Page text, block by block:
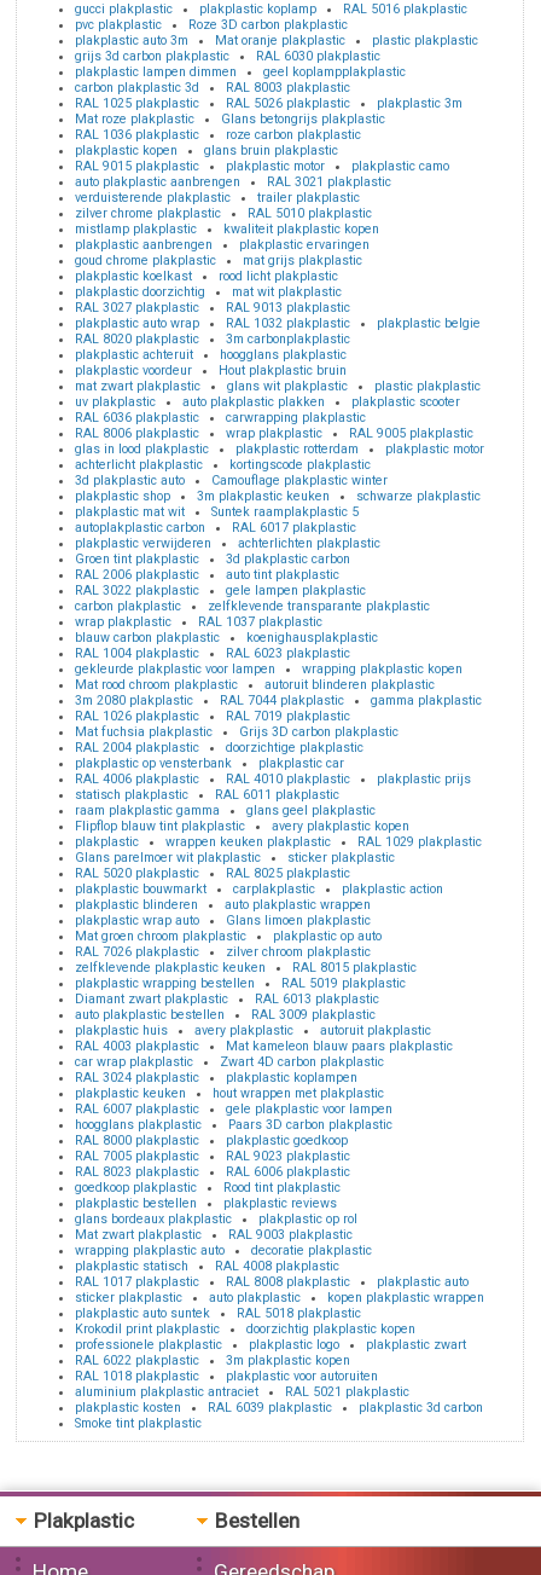
gucci plakplastic plakplastic koplamp
RAL 5016 plakplastic
pvc plakplastic
Roze 3D carbon plakplastic
plakplastic auto 3m
Mat oranje plakplastic
plastic plakplastic
grijs 3d carbon plakplastic
RAL 6030 plakplastic
plakplastic lampen dimmen
geel koplampplakplastic
carbon plakplastic 3d
RAL 8003 plakplastic
RAL 1025 plakplastic
RAL 5026 plakplastic
plakplastic 3m
Mat roze plakplastic
Glans betongrijs plakplastic
RAL 1036 plakplastic
roze carbon plakplastic
plakplastic kopen
glans bruin plakplastic
RAL 9015 plakplastic
plakplastic motor
plakplastic camo
auto plakplastic aanbrengen
RAL 3021 plakplastic
verduisterende plakplastic
trailer plakplastic
zilver chrome plakplastic
RAL 5010 plakplastic
mistlamp plakplastic
kwaliteit plakplastic kopen
plakplastic aanbrengen
plakplastic ervaringen
goud chrome plakplastic
mat grijs plakplastic
plakplastic koelkast
rood licht plakplastic
plakplastic doorzichtig
mat wit plakplastic
RAL 3027 plakplastic
RAL 9013 plakplastic
plakplastic auto wrap
RAL 1032 plakplastic
plakplastic belgie
RAL 8020 plakplastic
3m carbonplakplastic
plakplastic achteruit
hoogglans plakplastic
plakplastic voordeur
Hout plakplastic bruin
mat zwart plakplastic
glans wit plakplastic
plastic plakplastic
uv plakplastic
auto plakplastic plakken
plakplastic scooter
RAL 6036 plakplastic
carwrapping plakplastic
RAL 8006 plakplastic
wrap plakplastic
RAL 9005 plakplastic
glas in lood plakplastic
plakplastic rotterdam
plakplastic motor
achterlicht plakplastic
kortingscode plakplastic
3d plakplastic auto
Camouflage plakplastic winter
plakplastic shop
3m plakplastic keuken
schwarze plakplastic
plakplastic mat wit
Suntek raamplakplastic 5
autoplakplastic carbon
RAL 6017 plakplastic
plakplastic verwijderen
achterlichten plakplastic
Groen tint plakplastic
3d plakplastic carbon
RAL 2006 plakplastic
auto tint plakplastic
RAL 3022 plakplastic
gele lampen plakplastic
carbon plakplastic
zelfklevende transparante plakplastic
wrap plakplastic
RAL 1037 plakplastic
blauw carbon plakplastic
koenighausplakplastic
RAL 1004 plakplastic
RAL 6023 plakplastic
gekleurde plakplastic voor lampen
wrapping plakplastic kopen
Mat rood chroom plakplastic
autoruit blinderen plakplastic
3m 2080 plakplastic
RAL 7044 plakplastic
gamma plakplastic
RAL 1026 plakplastic
RAL 7019 plakplastic
Mat fuchsia plakplastic
Grijs 3D carbon plakplastic
RAL 2004 plakplastic
doorzichtige plakplastic
plakplastic op vensterbank
plakplastic car
RAL 4006 plakplastic
RAL 4010 plakplastic
plakplastic prijs
statisch plakplastic
RAL 6011 plakplastic
raam plakplastic gamma
glans geel plakplastic
Flipflop blauw tint plakplastic
avery plakplastic kopen
plakplastic
wrappen keuken plakplastic
RAL 1029 plakplastic
Glans parelmoer wit plakplastic
sticker plakplastic
RAL 5020 plakplastic
RAL 8025 plakplastic
plakplastic bouwmarkt
carplakplastic
plakplastic action
plakplastic blinderen
auto plakplastic wrappen
plakplastic wrap auto
Glans limoen plakplastic
Mat groen chroom plakplastic
plakplastic op auto
RAL 7026 plakplastic
zilver chroom plakplastic
zelfklevende plakplastic keuken
RAL 8015 plakplastic
plakplastic wrapping bestellen
RAL 5019 plakplastic
Diamant zwart plakplastic
RAL 6013 plakplastic
auto plakplastic bestellen
RAL 3009 plakplastic
plakplastic huis
avery plakplastic
autoruit plakplastic
RAL 4003 plakplastic
Mat kameleon blauw paars plakplastic
car wrap plakplastic
Zwart 4D carbon plakplastic
RAL 3024 plakplastic
plakplastic koplampen
plakplastic keuken
hout wrappen met plakplastic
RAL 6007 plakplastic
gele plakplastic voor lampen
hoogglans plakplastic
Paars 3D carbon plakplastic
RAL 8000 plakplastic
plakplastic goedkoop
RAL 7005 plakplastic
RAL 9023 plakplastic
RAL 8023 plakplastic
RAL 6006 plakplastic
goedkoop plakplastic
Rood tint plakplastic
plakplastic bestellen
plakplastic reviews
glans bordeaux plakplastic
plakplastic op rol
Mat zwart plakplastic
RAL 9003 plakplastic
wrapping plakplastic auto
decoratie plakplastic
plakplastic statisch
RAL 4008 plakplastic
RAL 1017 plakplastic
RAL 8008 plakplastic
plakplastic auto
sticker plakplastic
auto plakplastic
kopen plakplastic wrappen
plakplastic auto suntek
RAL 5018 plakplastic
Krokodil print plakplastic
doorzichtig plakplastic kopen
professionele plakplastic
plakplastic logo
plakplastic zwart
RAL 6022 plakplastic
3m plakplastic kopen
RAL 1018 plakplastic
plakplastic voor autoruiten
aluminium plakplastic antraciet
RAL 5021 plakplastic
plakplastic kosten
RAL 6039 plakplastic
plakplastic 3d carbon
Smoke tint plakplastic
Plakplastic Bestellen